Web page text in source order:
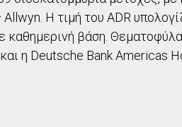
Η τιμή του ADR
καθημερινή βάση.
η Deutsche Bank Americas